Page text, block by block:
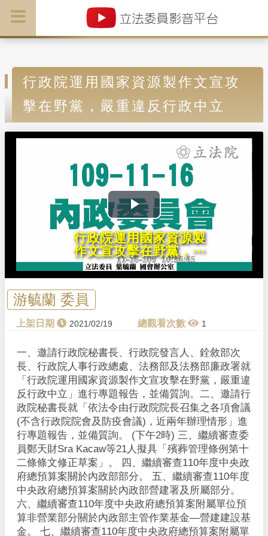
行政院運用國家資源製作文宣攻
擊在野黨，嚴重違反行政中立
P
l
a
V
i
d
e
o
行政院運用國家資源製
作文宣攻擊在野黨，⋯
游毓蘭 委員
2021/02/19 1
一、邀請行政院秘書長、行政院發言人、銓敘部次
長、行政院人事行政總處、法務部及法務部廉政署就
「行政院運用國家資源製作文宣攻擊在野黨，嚴重違
反行政中立」進行專題報告，並備質詢。二、邀請行
政院秘書長就「依法令由行政院院長召集之各項會議
(不含行政院院會及防疫會議)，近兩年辦理情形」進
行專題報告，並備質詢。 (下午2時) 三、繼續審查委
員鄭天財Sra Kacaw等21人擬具「殯葬管理條例第十
二條條文修正草案」。 四、繼續審查110年度中央政
府總預算案關於內政部部分。 五、繼續審查110年度
中央政府總預算案關於內政部營建署及所屬部分。
六、繼續審查110年度中央政府總預算案附屬單位預
算非營業部分關於內政部主管作業基金—營建建設基
金。 七、繼續審查110年度中央政府總預算案附屬單